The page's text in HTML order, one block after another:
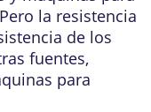
la resistencia
de los
fuentes,
para